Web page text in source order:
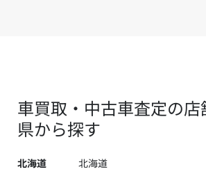
車買取・中古車査定の
県から探す
北海道 北海道